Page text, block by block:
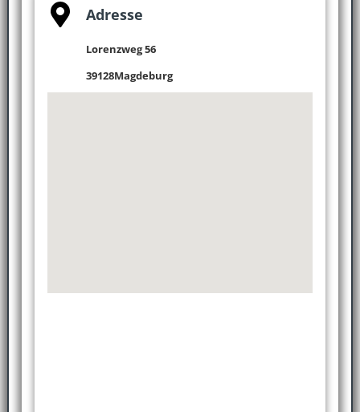
Adresse
Lorenzweg 56
39128Magdeburg